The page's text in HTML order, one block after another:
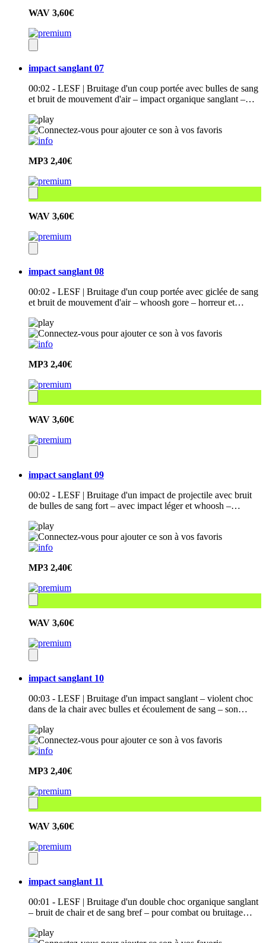
WAV 3,60€
impact sanglant 07
00:02 - LESF | Bruitage d'un coup portée avec bulles de sang
et bruit de mouvement d'air – impact organique sanglant –…
MP3 2,40€
WAV 3,60€
impact sanglant 08
00:02 - LESF | Bruitage d'un coup portée avec giclée de sang
et bruit de mouvement d'air – whoosh gore – horreur et…
MP3 2,40€
WAV 3,60€
impact sanglant 09
00:02 - LESF | Bruitage d'un impact de projectile avec bruit
de bulles de sang fort – avec impact léger et whoosh –…
MP3 2,40€
WAV 3,60€
impact sanglant 10
00:03 - LESF | Bruitage d'un impact sanglant – violent choc
dans de la chair avec bulles et écoulement de sang – son…
MP3 2,40€
WAV 3,60€
impact sanglant 11
00:01 - LESF | Bruitage d'un double choc organique sanglant
– bruit de chair et de sang bref – pour combat ou bruitage…